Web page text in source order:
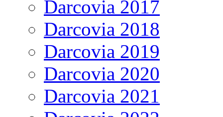
Darcovia 2017
Darcovia 2018
Darcovia 2019
Darcovia 2020
Darcovia 2021